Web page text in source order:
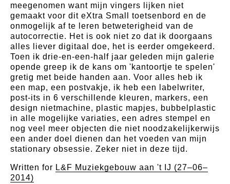
meegenomen want mijn vingers lijken niet
gemaakt voor dit eXtra Small toetsenbord en de
onmogelijk af te leren betweterigheid van de
autocorrectie. Het is ook niet zo dat ik doorgaans
alles liever digitaal doe, het is eerder omgekeerd.
Toen ik drie-en-een-half jaar geleden mijn galerie
opende greep ik de kans om 'kantoortje te spelen'
gretig met beide handen aan. Voor alles heb ik
een map, een postvakje, ik heb een labelwriter,
post-its in 6 verschillende kleuren, markers, een
design nietmachine, plastic mapjes, bubbelplastic
in alle mogelijke variaties, een adres stempel en
nog veel meer objecten die niet noodzakelijkerwijs
een ander doel dienen dan het voeden van mijn
stationary obsessie. Zeker niet in deze tijd.
Written for L&F Muziekgebouw aan 't IJ (27–06–
2014)